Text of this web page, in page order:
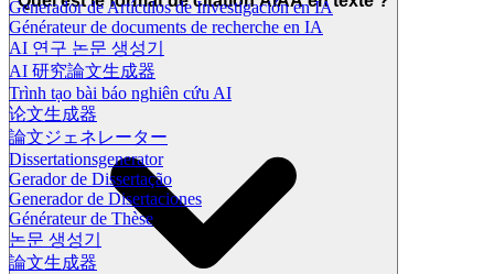
Generador de Artículos de Investigación en IA
Générateur de documents de recherche en IA
AI 연구 논문 생성기
AI 研究論文生成器
Trình tạo bài báo nghiên cứu AI
论文生成器
論文ジェネレーター
Dissertationsgenerator
Gerador de Dissertação
Generador de Disertaciones
Générateur de Thèse
논문 생성기
論文生成器